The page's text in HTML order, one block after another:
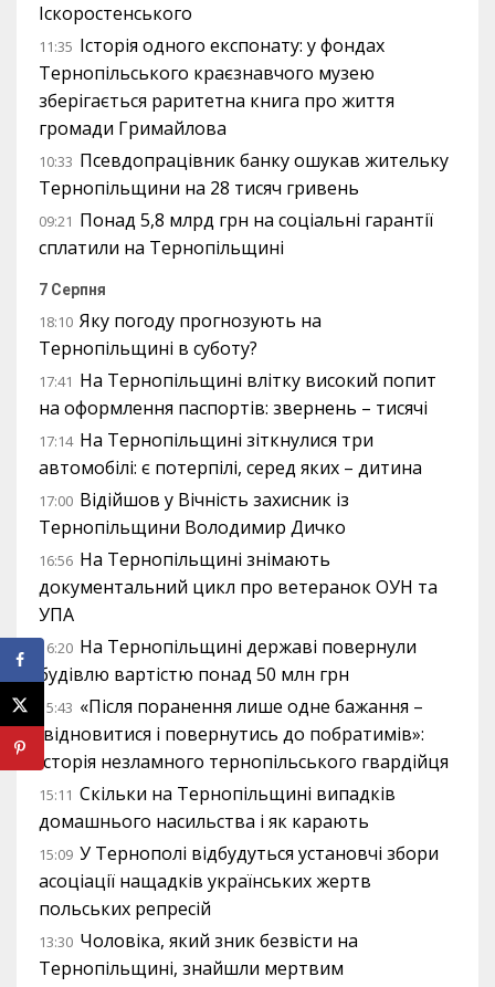
Іскоростенського
11:35 Історія одного експонату: у фондах
Тернопільського краєзнавчого музею
зберігається раритетна книга про життя
громади Гримайлова
10:33 Псевдопрацівник банку ошукав жительку
Тернопільщини на 28 тисяч гривень
09:21 Понад 5,8 млрд грн на соціальні гарантії
сплатили на Тернопільщині
7 Серпня
18:10 Яку погоду прогнозують на
Тернопільщині в суботу?
17:41 На Тернопільщині влітку високий попит
на оформлення паспортів: звернень – тисячі
17:14 На Тернопільщині зіткнулися три
автомобілі: є потерпілі, серед яких – дитина
17:00 Відійшов у Вічність захисник із
Тернопільщини Володимир Дичко
16:56 На Тернопільщині знімають
документальний цикл про ветеранок ОУН та
УПА
16:20 На Тернопільщині державі повернули
будівлю вартістю понад 50 млн грн
15:43 «Після поранення лише одне бажання –
відновитися і повернутись до побратимів»:
історія незламного тернопільського гвардійця
15:11 Скільки на Тернопільщині випадків
домашнього насильства і як карають
15:09 У Тернополі відбудуться установчі збори
асоціації нащадків українських жертв
польських репресій
13:30 Чоловіка, який зник безвісти на
Тернопільщині, знайшли мертвим